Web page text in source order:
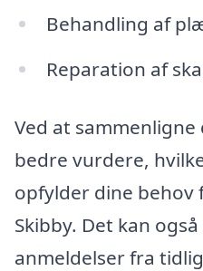
Behandling af
Reparation af
Ved at
bedre vurdere,
opfylder dine
Skibby. Det kan
anmeldelser fra